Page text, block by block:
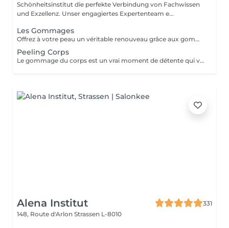
Schönheitsinstitut die perfekte Verbindung von Fachwissen
und Exzellenz. Unser engagiertes Expertenteam e...
Les Gommages
Offrez à votre peau un véritable renouveau grâce aux gommages corps Gemology. Enrichis en extraits minéraux précieux et en ingrédients naturels, ils exfolient en douceur, éliminent les cellules mortes et révèlent l'éclat de la peau. Leur texture sensorielle et leurs parfums délicats transforment l'exfoliation en un rituel de bien-être luxueux. Résultat : une peau lisse, douce, parfaitement préparée à recevoir les soins suivants.
Peeling Corps
Le gommage du corps est un vrai moment de détente qui va permettre à la peau de se débarrasser de ses inégalités et de retrouver une peau toute douce. Ce soin est parfait juste avant d'aller au soleil pour permettre à la peau de mieux bronzer.
Alena Institut
331
148, Route d'Arlon Strassen L-8010